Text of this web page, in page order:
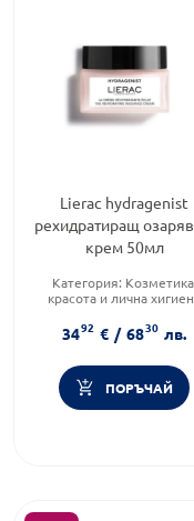
Lierac hydragenist
рехидратиращ
крем 50мл
Категория:
красота и лична
HYDRAGENIST
Форма на продукта:
3492 € / 6830 лв.
ПОРЪЧАЙ